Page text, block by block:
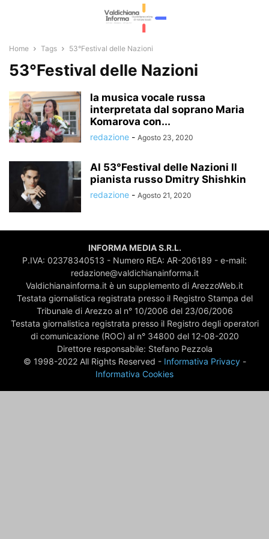
Home Tags 53°Festival delle Nazioni
53°Festival delle Nazioni
la musica vocale russa
interpretata dal soprano Maria
Komarova con...
redazione - Agosto 23, 2020
Al 53°Festival delle Nazioni Il
pianista russo Dmitry Shishkin
redazione - Agosto 21, 2020
INFORMA MEDIA S.R.L.
P.IVA: 02378340513 - Numero REA: AR-206189 - e-mail:
redazione@valdichianainforma.it
Valdichianainforma.it è un supplemento di ArezzoWeb.it
Testata giornalistica registrata presso il Registro Stampa del
Tribunale di Arezzo al n° 10/2006 del 23/06/2006
Testata giornalistica registrata presso il Registro degli operatori
di comunicazione (ROC) al n° 34800 del 12-08-2020
Direttore responsabile: Stefano Pezzola
© 1998-2022 All Rights Reserved - Informativa Privacy-
Informativa Cookies